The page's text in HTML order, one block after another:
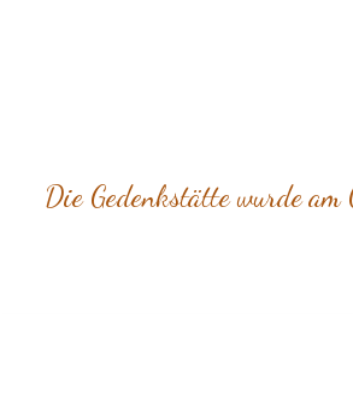
Die Gedenkstätte wurde